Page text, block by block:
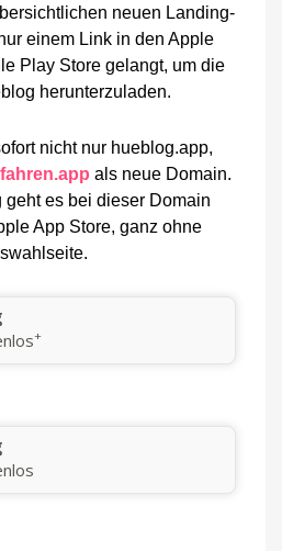
neuen Landing-
einem Link in den Apple
Play Store gelangt, um die
herunterzuladen.
nicht nur hueblog.app,
als neue Domain.
es bei dieser Domain
App Store, ganz ohne
+